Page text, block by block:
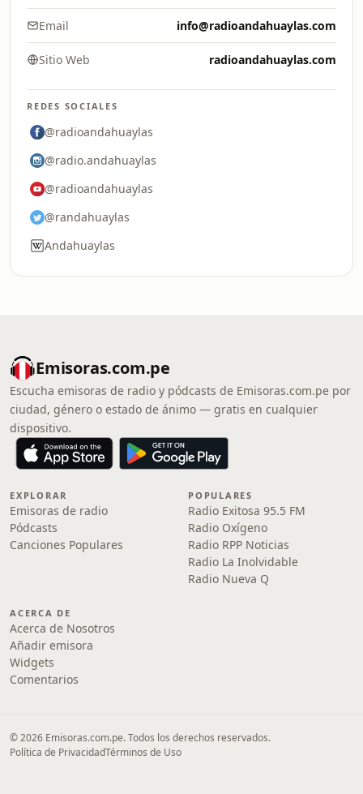
Email info@radioandahuaylas.com
Sitio Web radioandahuaylas.com
REDES SOCIALES
@radioandahuaylas
@radio.andahuaylas
@radioandahuaylas
@randahuaylas
Andahuaylas
Emisoras.com.pe
Escucha emisoras de radio y pódcasts de Emisoras.com.pe por
ciudad, género o estado de ánimo — gratis en cualquier
dispositivo.
EXPLORAR
Emisoras de radio
Pódcasts
Canciones Populares
POPULARES
Radio Exitosa 95.5 FM
Radio Oxígeno
Radio RPP Noticias
Radio La Inolvidable
Radio Nueva Q
ACERCA DE
Acerca de Nosotros
Añadir emisora
Widgets
Comentarios
© 2026 Emisoras.com.pe. Todos los derechos reservados.
Política de PrivacidadTérminos de Uso